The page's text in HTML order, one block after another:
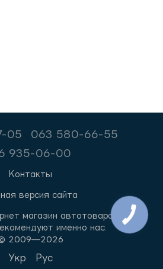
05
063 580-66-55
935-06-00
Контакты
версия сайта
магазин автотоваров.
именно нас.
2009—2026
Укр Рус